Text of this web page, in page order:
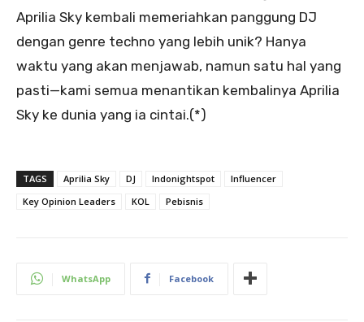
Aprilia Sky kembali memeriahkan panggung DJ
dengan genre techno yang lebih unik? Hanya
waktu yang akan menjawab, namun satu hal yang
pasti—kami semua menantikan kembalinya Aprilia
Sky ke dunia yang ia cintai.(*)
TAGS Aprilia Sky DJ Indonightspot
Influencer
Key Opinion Leaders
KOL Pebisnis
WhatsApp Facebook